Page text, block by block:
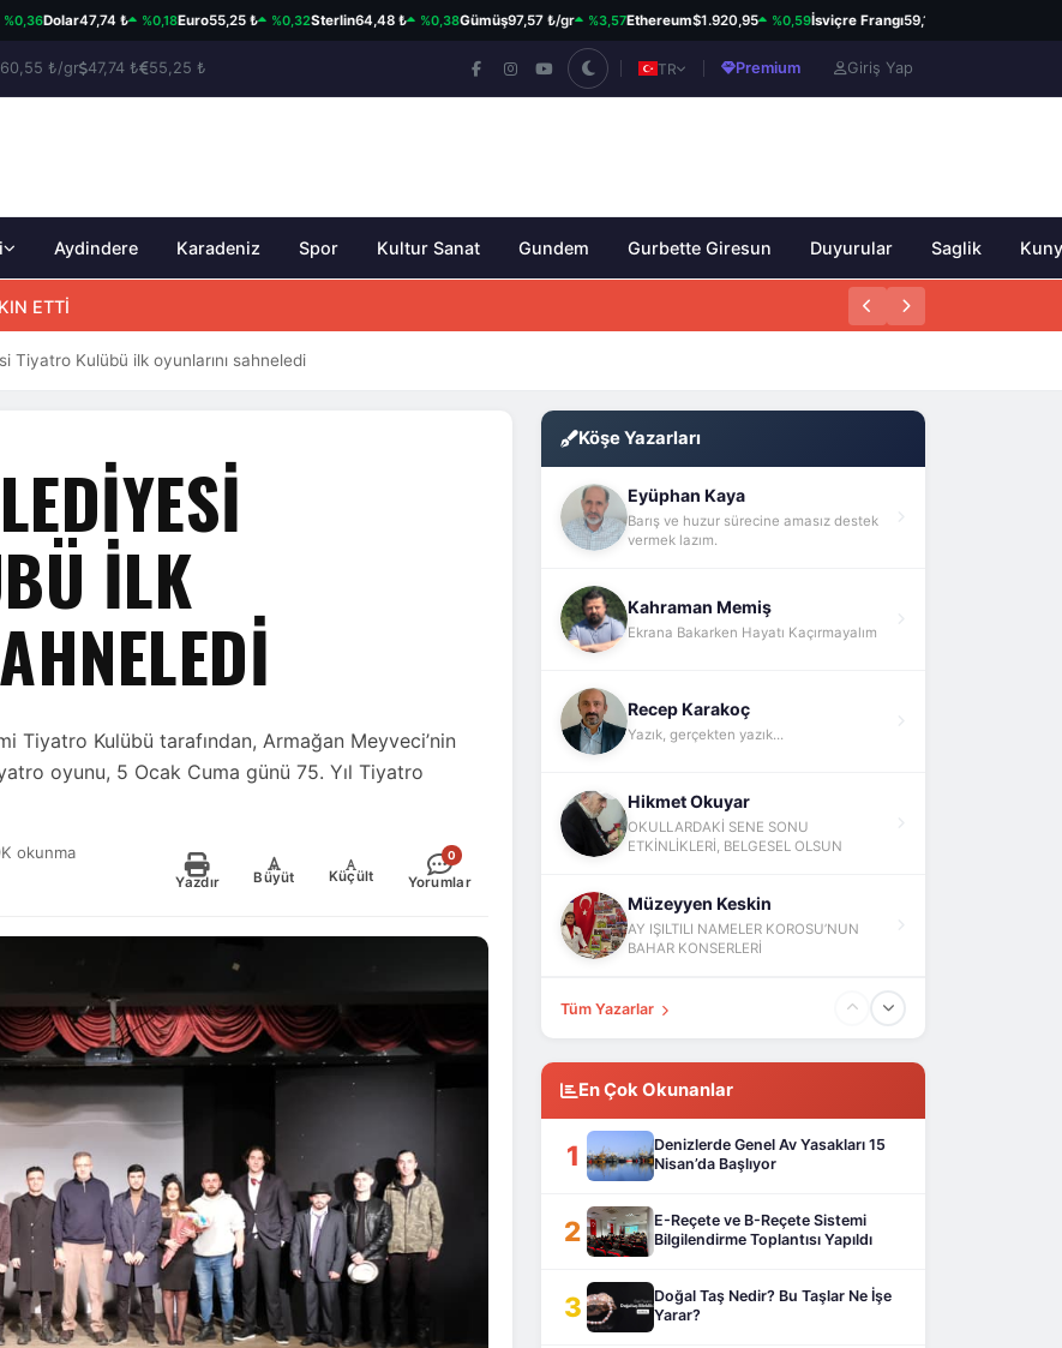
Dolar47,74 ₺ %0,18 Euro55,25 ₺ %0,32Sterlin64,48 ₺ %0,38Gümüş97,57 ₺/gr %3,57Ethereum$1.920,95 %0,59İsviçre Frangı59,12 ₺ %0,82
₺/gr 47,74 ₺ 55,25 ₺ TR Premium Giriş Yap
Aydindere Karadeniz Spor Kultur Sanat Gundem Gurbette Giresun Duyurular Saglik
ETTİ
Tiyatro Kulübü ilk oyunlarını sahneledi
ILK
Tiyatro Kulübü tarafından, Armağan Meyveci’nin
oyunu, 5 Ocak Cuma günü 75. Yıl Tiyatro
okunma
Yazdır
+
Büyüt
-
Küçült
0
Yorumlar
Köşe Yazarları
Eyüphan Kaya
Barış ve huzur sürecine amasız destek
vermek lazım.
Kahraman Memiş
Ekrana Bakarken Hayatı Kaçırmayalım
Recep Karakoç
Yazık, gerçekten yazık...
Hikmet Okuyar
OKULLARDAKİ SENE SONU
ETKİNLİKLERİ, BELGESEL OLSUN
Müzeyyen Keskin
AY IŞILTILI NAMELER KOROSU’NUN
BAHAR KONSERLERİ
Fatih Yokuş
Tüm Yazarlar
En Çok Okunanlar
1
Denizlerde Genel Av Yasakları 15
Nisan’da Başlıyor
2
E-Reçete ve B-Reçete Sistemi
Bilgilendirme Toplantısı Yapıldı
3
Doğal Taş Nedir? Bu Taşlar Ne İşe
Yarar?